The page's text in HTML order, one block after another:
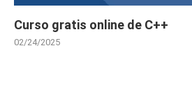
Curso gratis online de C++
02/24/2025